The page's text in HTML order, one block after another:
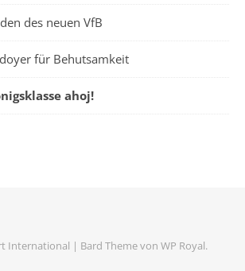
des neuen VfB
für Behutsamkeit
ahoj!
International | Bard Theme von WP Royal.